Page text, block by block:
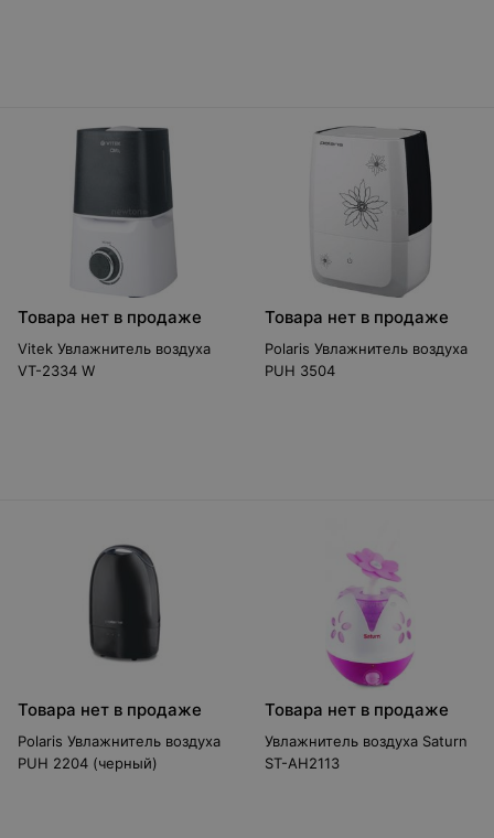
Товара нет в продаже
Vitek Увлажнитель воздуха
VT-2334 W
Товара нет в продаже
Polaris Увлажнитель воздуха
PUH 3504
Товара нет в продаже
Polaris Увлажнитель воздуха
PUH 2204 (черный)
Товара нет в продаже
Увлажнитель воздуха Saturn
ST-AH2113